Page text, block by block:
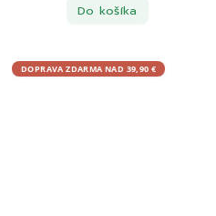
Do košíka
DOPRAVA ZDARMA NAD 39,90 €